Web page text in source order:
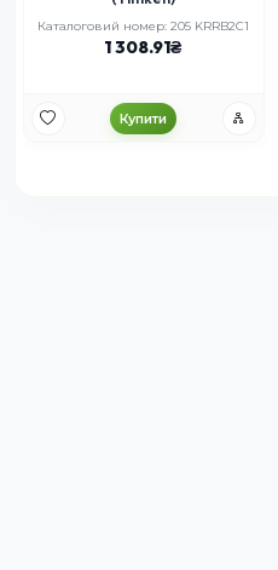
Каталоговий номер: 205 KRRB2C1
1 308.91
Купити